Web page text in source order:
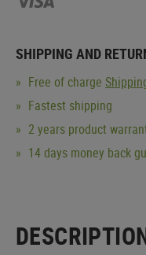
SHIPPING AND
Free of charge
Fastest shipping
2 years product
14 days money back